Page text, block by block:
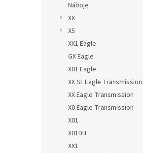
Náboje
XX
X5
XX1 Eagle
GX Eagle
X01 Eagle
XX SL Eagle Transmission
XX Eagle Transmission
X0 Eagle Transmission
X01
X01DH
XX1